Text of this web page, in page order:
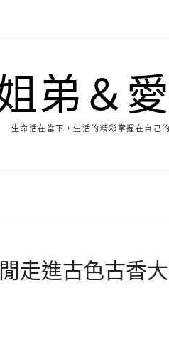
弟＆
生命活在當下，生活的精彩掌握在自己
走進古色古香